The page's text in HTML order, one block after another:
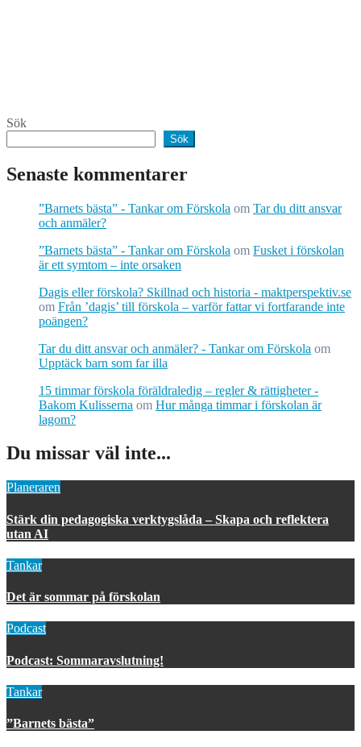
Sök
Sök
Senaste kommentarer
”Barnets bästa” - Tankar om Förskola om Tar du ditt ansvar
och anmäler?
”Barnets bästa” - Tankar om Förskola om Fusket i förskolan
är ett symtom – inte orsaken
Dagis eller förskola? Skillnad och historia - maktperspektiv.se
om Från ’dagis’ till förskola – varför fattar vi fortfarande inte
poängen?
Tar du ditt ansvar och anmäler? - Tankar om Förskola om
Upptäck barn som far illa
15 timmar förskola föräldraledig – regler & rättigheter -
Bakom Kulisserna om Hur många timmar i förskolan är
lagom?
Du missar väl inte...
Planeraren
Stärk din pedagogiska verktygslåda – Skapa och reflektera
utan AI
Tankar
Det är sommar på förskolan
Podcast
Podcast: Sommaravslutning!
Tankar
”Barnets bästa”